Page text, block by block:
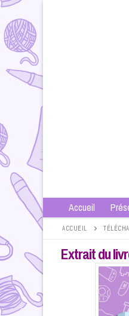
Accueil
ACCUEIL
Extrait du